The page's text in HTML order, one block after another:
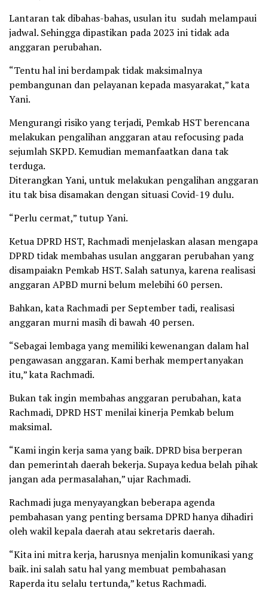
Lantaran tak dibahas-bahas, usulan itu sudah melampaui
jadwal. Sehingga dipastikan pada 2023 ini tidak ada
anggaran perubahan.
“Tentu hal ini berdampak tidak maksimalnya
pembangunan dan pelayanan kepada masyarakat,” kata
Yani.
Mengurangi risiko yang terjadi, Pemkab HST berencana
melakukan pengalihan anggaran atau refocusing pada
sejumlah SKPD. Kemudian memanfaatkan dana tak
terduga.
Diterangkan Yani, untuk melakukan pengalihan anggaran
itu tak bisa disamakan dengan situasi Covid-19 dulu.
“Perlu cermat,” tutup Yani.
Ketua DPRD HST, Rachmadi menjelaskan alasan mengapa
DPRD tidak membahas usulan anggaran perubahan yang
disampaiakn Pemkab HST. Salah satunya, karena realisasi
anggaran APBD murni belum melebihi 60 persen.
Bahkan, kata Rachmadi per September tadi, realisasi
anggaran murni masih di bawah 40 persen.
“Sebagai lembaga yang memiliki kewenangan dalam hal
pengawasan anggaran. Kami berhak mempertanyakan
itu,” kata Rachmadi.
Bukan tak ingin membahas anggaran perubahan, kata
Rachmadi, DPRD HST menilai kinerja Pemkab belum
maksimal.
“Kami ingin kerja sama yang baik. DPRD bisa berperan
dan pemerintah daerah bekerja. Supaya kedua belah pihak
jangan ada permasalahan,” ujar Rachmadi.
Rachmadi juga menyayangkan beberapa agenda
pembahasan yang penting bersama DPRD hanya dihadiri
oleh wakil kepala daerah atau sekretaris daerah.
“Kita ini mitra kerja, harusnya menjalin komunikasi yang
baik. ini salah satu hal yang membuat pembahasan
Raperda itu selalu tertunda,” ketus Rachmadi.